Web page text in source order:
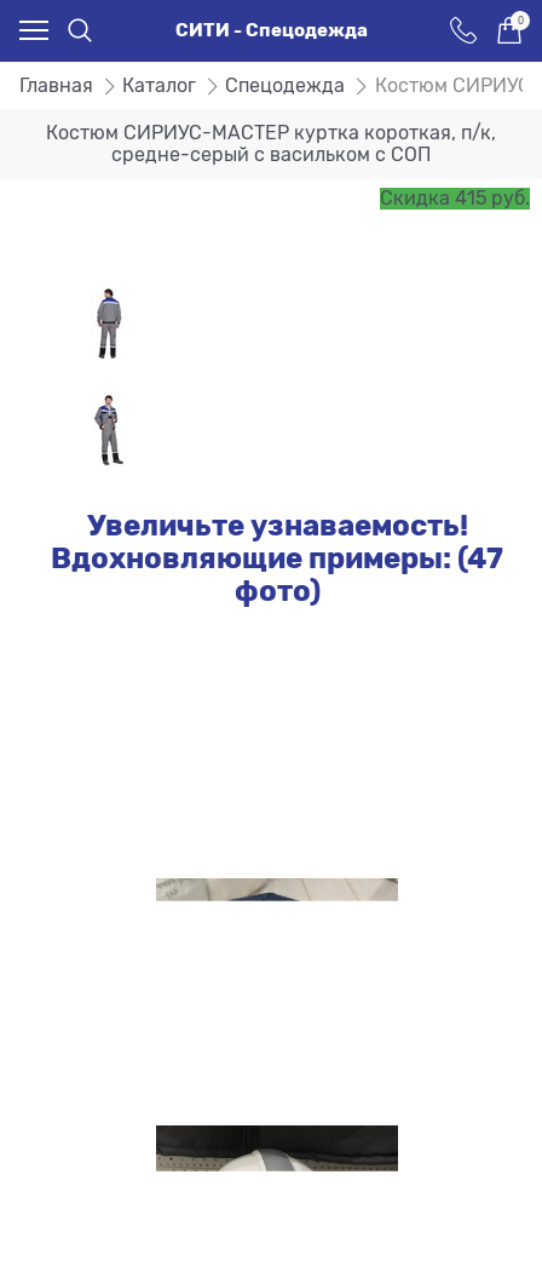
СИТИ - Спецодежда 0
Главная Каталог Спецодежда Костюм СИРИУС-
Костюм СИРИУС-МАСТЕР куртка короткая, п/к,
средне-серый с васильком с СОП
Скидка 415 руб.
Увеличьте узнаваемость!
Вдохновляющие примеры: (47
фото)